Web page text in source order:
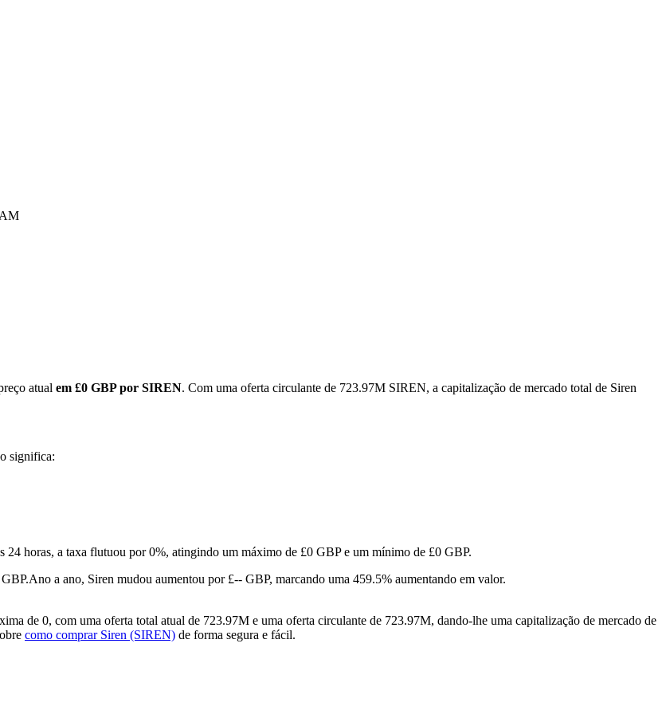
atual em £0 GBP por SIREN. Com uma oferta circulante de 723.97M SIREN, a capitalização de mercado total de Siren
significa:
24 horas, a taxa flutuou por 0%, atingindo um máximo de £0 GBP e um mínimo de £0 GBP.
Ano a ano, Siren mudou aumentou por £-- GBP, marcando uma 459.5% aumentando em valor.
de 0, com uma oferta total atual de 723.97M e uma oferta circulante de 723.97M, dando-lhe uma capitalização de mercado de
como comprar Siren (SIREN) de forma segura e fácil.